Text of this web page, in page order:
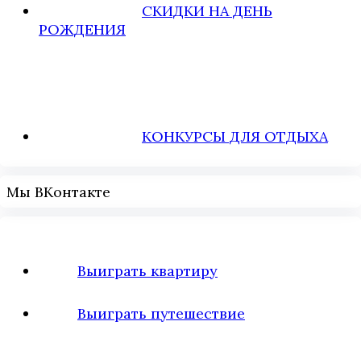
СКИДКИ НА ДЕНЬ
РОЖДЕНИЯ
КОНКУРСЫ ДЛЯ ОТДЫХА
Мы ВКонтакте
Выиграть квартиру
Выиграть путешествие